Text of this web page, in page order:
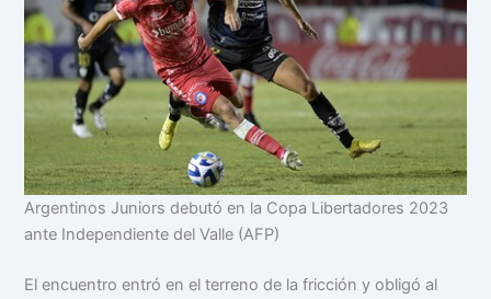
Argentinos Juniors debutó en la Copa Libertadores 2023
ante Independiente del Valle (AFP)
El encuentro entró en el terreno de la fricción y obligó al